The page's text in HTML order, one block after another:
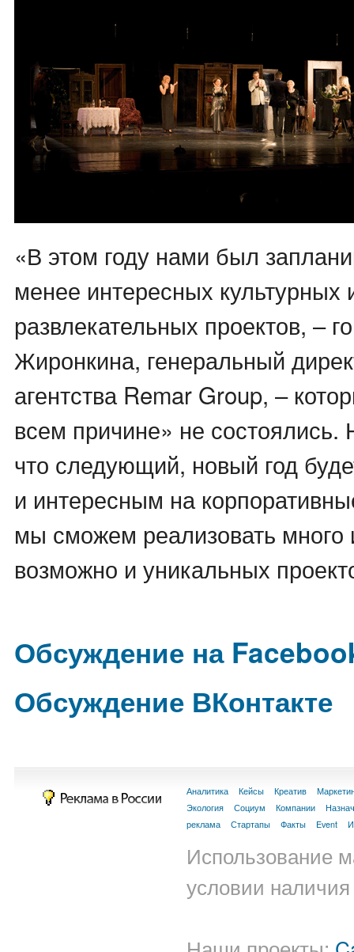
«В этом году нами был
менее интересных культурных
развлекательных проектов, –
Жиронкина, генеральный
агентства Remar Group, –
всем причине» не
что следующий, новый год
и интересным на
мы сможем реализовать много
возможно и уникальных
Обсуждение на
Обсуждение ВКонтакте
Аналитика Кейсы Креатив
Экология
Социум Компании
реклама
Стартапы Факты Event
Использование
условии